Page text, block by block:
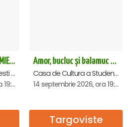
ROMEO SI JULIETA - PREMIERA OFICIALA - Bucuresti
Teatrul National Bucuresti - Sala Ion Caramitru, Bucuresti
14 septembrie 2026, ora 19:00
Amor, bucluc și balamuc - Premiera națională - Cluj Napoca
Casa de Cultura a Studentilor Dumitru Farcas, Cluj-Napoca
14 septembrie 2026, ora 19:30
Targoviste